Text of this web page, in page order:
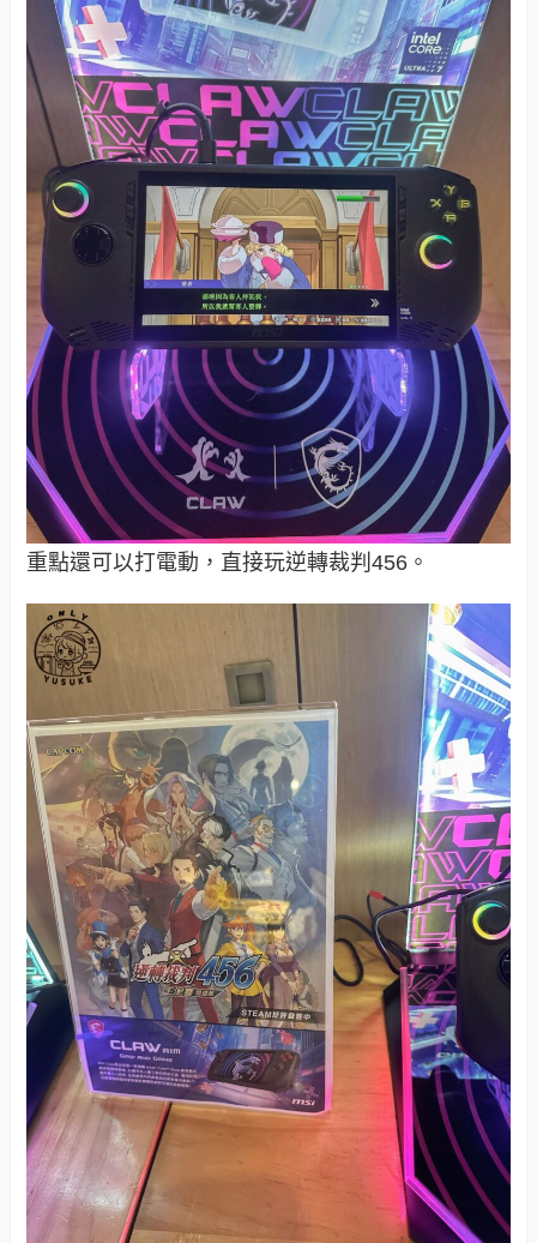
重點還可以打電動，直接玩逆轉裁判456。